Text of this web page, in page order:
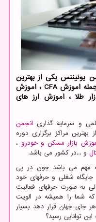
یونیننس یكی از بهترین
مراكز برگزاری دوره های پیشرفته از جمله اموزش CFA ، اموزش
طلا ، اموزش ارز های
و سرمایه گذاری انجمن
مراکز برگزاری دوره
بازار مسکن و خودرو ،
و ...در کشور می باشد.
مهم می باشد چون در پی
جایگاه شغلی و حرفه­ای خود
به صورت حرفه­ای فعالیت
که شما را همیشه در الویت
جای جهان قرار دهد بسیار
توانایی رسید؟